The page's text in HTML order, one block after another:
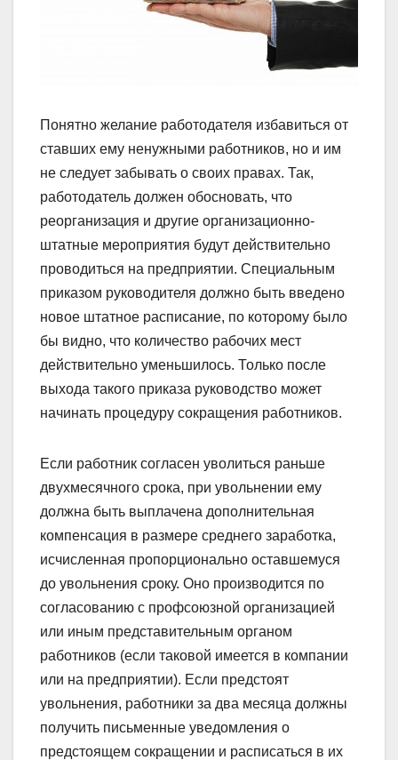
Понятно желание работодателя избавиться от
ставших ему ненужными работников, но и им
не следует забывать о своих правах. Так,
работодатель должен обосновать, что
реорганизация и другие организационно-
штатные мероприятия будут действительно
проводиться на предприятии. Специальным
приказом руководителя должно быть введено
новое штатное расписание, по которому было
бы видно, что количество рабочих мест
действительно уменьшилось. Только после
выхода такого приказа руководство может
начинать процедуру сокращения работников.
Если работник согласен уволиться раньше
двухмесячного срока, при увольнении ему
должна быть выплачена дополнительная
компенсация в размере среднего заработка,
исчисленная пропорционально оставшемуся
до увольнения сроку. Оно производится по
согласованию с профсоюзной организацией
или иным представительным органом
работников (если таковой имеется в компании
или на предприятии). Если предстоят
увольнения, работники за два месяца должны
получить письменные уведомления о
предстоящем сокращении и расписаться в их